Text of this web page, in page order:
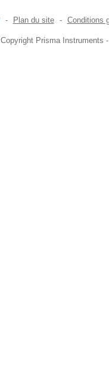
- Plan du site - Conditions
Copyright Prisma Instruments